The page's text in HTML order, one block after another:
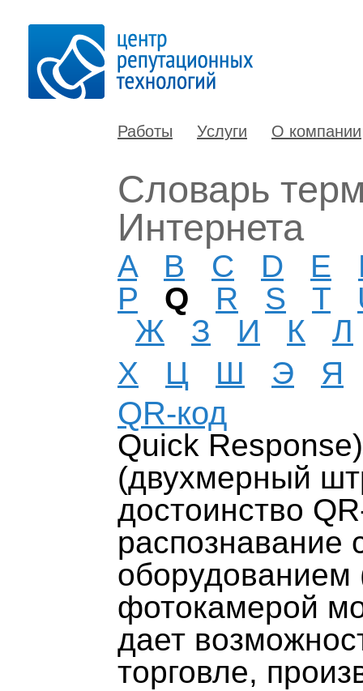
Работы Услуги О компании
Словарь
Интернета
A B C D E
P
Q R S T
Ж
З И К
Л
Х
Ц Ш Э Я
QR-код
Quick
(двухмерный
достоинство
оборудованием
фотокамерой
дает
торговле,